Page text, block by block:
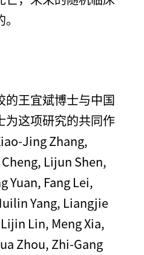
的王宜斌博士与中国
为这项研究的共同作
Jing Zhang,
Lijun Shen,
Yuan, Fang Lei,
Yang, Liangjie
Lin, Meng Xia,
Zhou, Zhi-Gang